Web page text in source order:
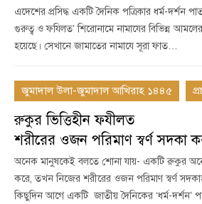
এদেশের প্রসিদ্ধ একটি দৈনিক পত্রিকার ধর্ম-দর্শন
গুরুত্ব ও ফযিলত’ শিরোনামে নামাযের বিভিন্ন
হয়েছে। সেখানে জামাতের নামাযে সূরা ফাত…
জুমাদাল উলা-জুমাদাল আখিরাহ ১৪৪৫
রুকুর ভিত্তিহীন ফযীলত
শরীরের ওজন পরিমাণ স্বর্ণ সদকা
অনেক মানুষকেই বলতে শোনা যায়- একটি রুকুর
করে, তখন নিজের শরীরের ওজন পরিমাণ স্বর্ণ
কিছুদিন আগে একটি জাতীয় দৈনিকের ‘ধর্ম-দর্শন’